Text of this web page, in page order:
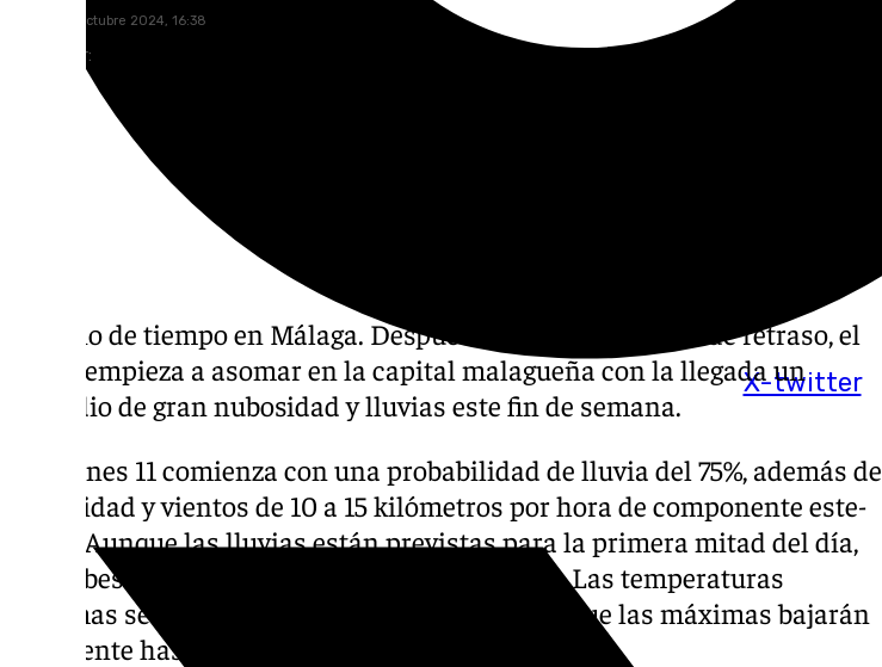
X-twitter
jueves, 10 octubre 2024, 16:38
Compartir:
Cambio de tiempo en Málaga. Después de varias semanas de retraso, el
otoño empieza a asomar en la capital malagueña con la llegada un
episodio de gran nubosidad y lluvias este fin de semana.
El viernes 11 comienza con una probabilidad de lluvia del 75%, además de
nubosidad y vientos de 10 a 15 kilómetros por hora de componente este-
oeste. Aunque las lluvias están previstas para la primera mitad del día,
las nubes no abandonarán el cielo malagueño. Las temperaturas
mínimas se mantienen en 19 grados, mientras que las máximas bajarán
levemente hasta los 23 grados.